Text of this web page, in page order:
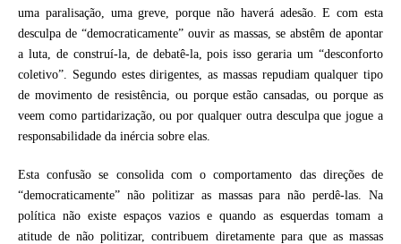
uma paralisação, uma greve, porque não haverá adesão. E com esta
desculpa de “democraticamente” ouvir as massas, se abstêm de apontar
a luta, de construí-la, de debatê-la, pois isso geraria um “desconforto
coletivo”. Segundo estes dirigentes, as massas repudiam qualquer tipo
de movimento de resistência, ou porque estão cansadas, ou porque as
veem como partidarização, ou por qualquer outra desculpa que jogue a
responsabilidade da inércia sobre elas.
Esta confusão se consolida com o comportamento das direções de
“democraticamente” não politizar as massas para não perdê-las. Na
política não existe espaços vazios e quando as esquerdas tomam a
atitude de não politizar, contribuem diretamente para que as massas